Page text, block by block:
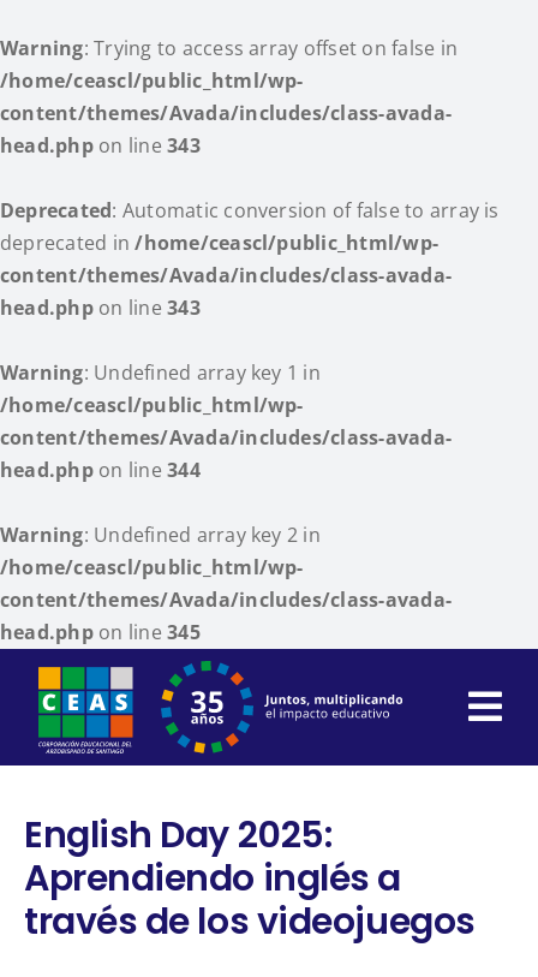
Warning: Trying to access array offset on false in
/home/ceascl/public_html/wp-
content/themes/Avada/includes/class-avada-
head.phpon line343
Deprecated: Automatic conversion of false to array is
deprecated in/home/ceascl/public_html/wp-
content/themes/Avada/includes/class-avada-
head.phpon line343
Warning: Undefined array key 1 in
/home/ceascl/public_html/wp-
content/themes/Avada/includes/class-avada-
head.phpon line344
Warning: Undefined array key 2 in
/home/ceascl/public_html/wp-
content/themes/Avada/includes/class-avada-
head.phpon line345
English Day 2025:
Aprendiendo inglés a
través de los videojuegos